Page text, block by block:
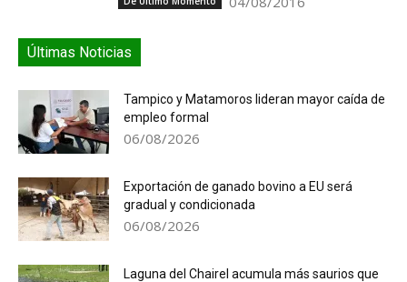
Últimas Noticias
Tampico y Matamoros lideran mayor caída de
empleo formal
06/08/2026
Exportación de ganado bovino a EU será
gradual y condicionada
06/08/2026
Laguna del Chairel acumula más saurios que